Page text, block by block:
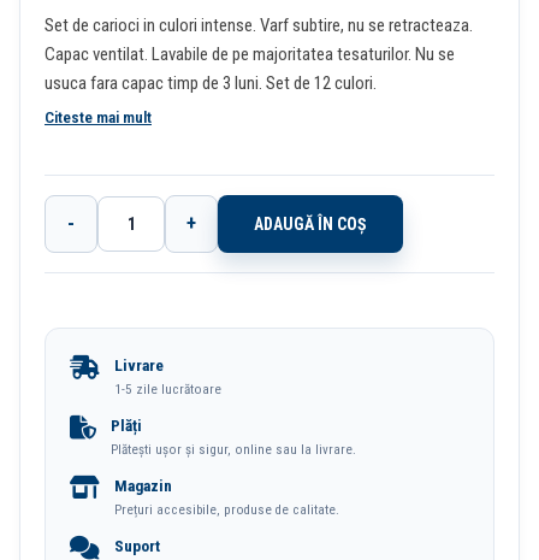
Set de carioci in culori intense. Varf subtire, nu se retracteaza.
Capac ventilat. Lavabile de pe majoritatea tesaturilor. Nu se
usuca fara capac timp de 3 luni. Set de 12 culori.
Citeste mai mult
Cantitate
Carioca
Lavabile
Visa
- + ADAUGĂ ÎN COȘ
Livrare
1-5 zile lucrătoare
Plăți
Plătești ușor și sigur, online sau la livrare.
Magazin
Prețuri accesibile, produse de calitate.
Suport